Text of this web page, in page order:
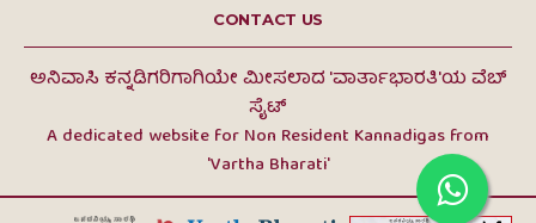
CONTACT US
ಅನಿವಾಸಿ ಕನ್ನಡಿಗರಿಗಾಗಿಯೇ ಮೀಸಲಾದ 'ವಾರ್ತಾಭಾರತಿ'ಯ ವೆಬ್
ಸೈಟ್
A dedicated website for Non Resident Kannadigas from
'Vartha Bharati'